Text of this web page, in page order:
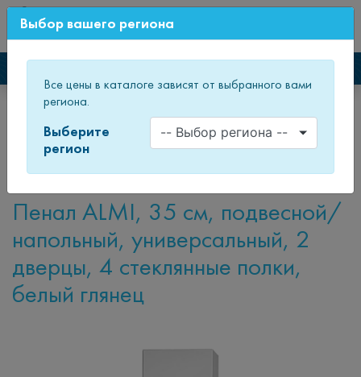
Главная Каталог товаров
Пеналы Пенал ALMI
Выбор вашего региона
Все цены в каталоге зависят от выбранного вами
региона.
Выберите
регион
Пенал ALMI
Пенал ALMI, 35 см, подвесной/
напольный, универсальный, 2
дверцы, 4 стеклянные полки,
белый глянец